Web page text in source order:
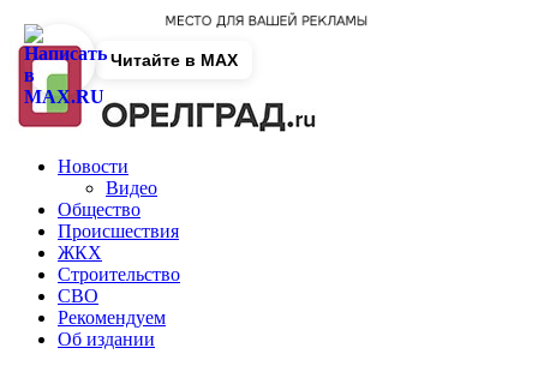
Новости
Видео
Общество
Происшествия
ЖКХ
Строительство
СВО
Рекомендуем
Об издании
Читайте в MAX